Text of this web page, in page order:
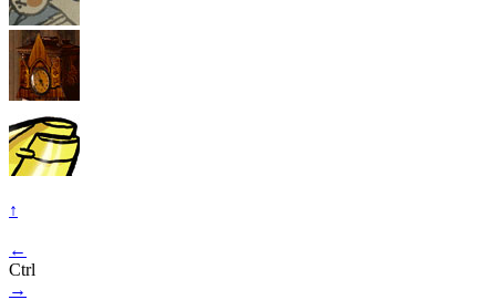
↑
←
Ctrl
→